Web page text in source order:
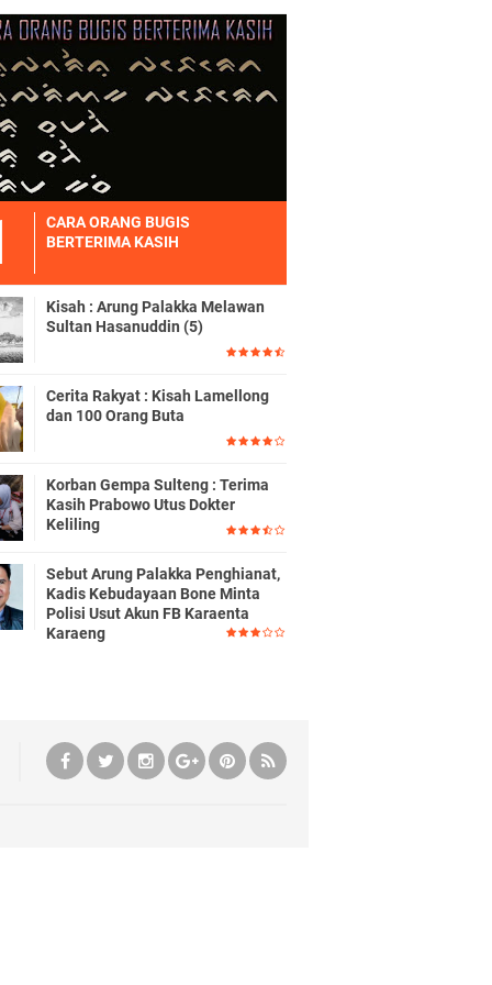
CARA ORANG BUGIS
BERTERIMA KASIH
Kisah : Arung Palakka Melawan
Sultan Hasanuddin (5)
Cerita Rakyat : Kisah Lamellong
dan 100 Orang Buta
Korban Gempa Sulteng : Terima
Kasih Prabowo Utus Dokter
Keliling
Sebut Arung Palakka Penghianat,
Kadis Kebudayaan Bone Minta
Polisi Usut Akun FB Karaenta
Karaeng